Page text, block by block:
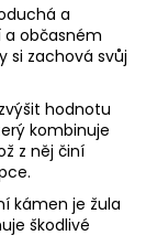
a
a občasném
si zachová svůj
hodnotu
kombinuje
z něj činí
kámen je žula
škodlivé